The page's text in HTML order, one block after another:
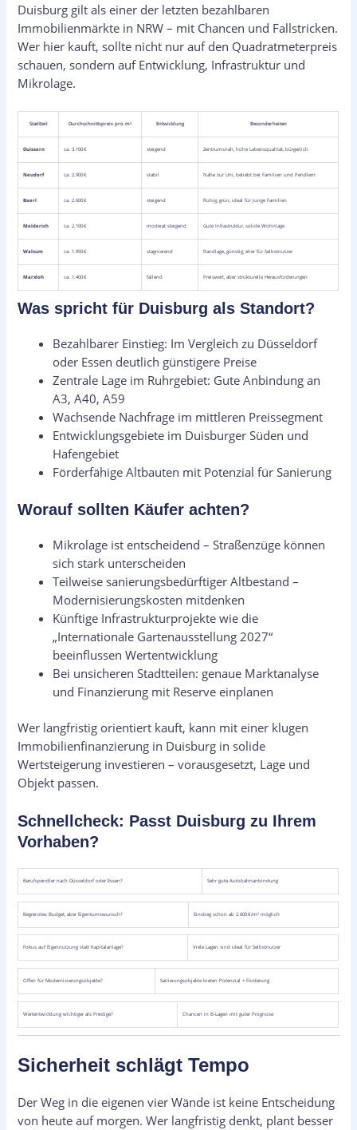
Duisburg gilt als einer der letzten bezahlbaren
Immobilienmärkte in NRW – mit Chancen und Fallstricken.
Wer hier kauft, sollte nicht nur auf den Quadratmeterpreis
schauen, sondern auf Entwicklung, Infrastruktur und
Mikrolage.
Stadtteil Durchschnittspreis pro m² Entwicklung Besonderheiten
Duissern ca. 3.100 € steigend Zentrumsnah, hohe Lebensqualität, bürgerlich
Neudorf ca. 2.900 € stabil Nähe zur Uni, beliebt bei Familien und Pendlern
Baerl ca. 2.600 € steigend Ruhig, grün, ideal für junge Familien
Meiderich ca. 2.100 € moderat steigend Gute Infrastruktur, solide Wohnlage
Walsum ca. 1.950 € stagnierend Randlage, günstig, eher für Selbstnutzer
Marxloh ca. 1.400 € fallend Preiswert, aber strukturelle Herausforderungen
Was spricht für Duisburg als Standort?
Bezahlbarer Einstieg: Im Vergleich zu Düsseldorf
oder Essen deutlich günstigere Preise
Zentrale Lage im Ruhrgebiet: Gute Anbindung an
A3, A40, A59
Wachsende Nachfrage im mittleren Preissegment
Entwicklungsgebiete im Duisburger Süden und
Hafengebiet
Förderfähige Altbauten mit Potenzial für Sanierung
Worauf sollten Käufer achten?
Mikrolage ist entscheidend – Straßenzüge können
sich stark unterscheiden
Teilweise sanierungsbedürftiger Altbestand –
Modernisierungskosten mitdenken
Künftige Infrastrukturprojekte wie die
„Internationale Gartenausstellung 2027“
beeinflussen Wertentwicklung
Bei unsicheren Stadtteilen: genaue Marktanalyse
und Finanzierung mit Reserve einplanen
Wer langfristig orientiert kauft, kann mit einer klugen
Immobilienfinanzierung in Duisburg in solide
Wertsteigerung investieren – vorausgesetzt, Lage und
Objekt passen.
Schnellcheck: Passt Duisburg zu Ihrem
Vorhaben?
Berufspendler nach Düsseldorf oder Essen? Sehr gute Autobahnanbindung
Begrenztes Budget, aber Eigentumswunsch? Einstieg schon ab 2.000 €/m² möglich
Fokus auf Eigennutzung statt Kapitalanlage? Viele Lagen sind ideal für Selbstnutzer
Offen für Modernisierungsobjekte? Sanierungsobjekte bieten Potenzial + Förderung
Wertentwicklung wichtiger als Prestige? Chancen in B-Lagen mit guter Prognose
Sicherheit schlägt Tempo
Der Weg in die eigenen vier Wände ist keine Entscheidung
von heute auf morgen. Wer langfristig denkt, plant besser